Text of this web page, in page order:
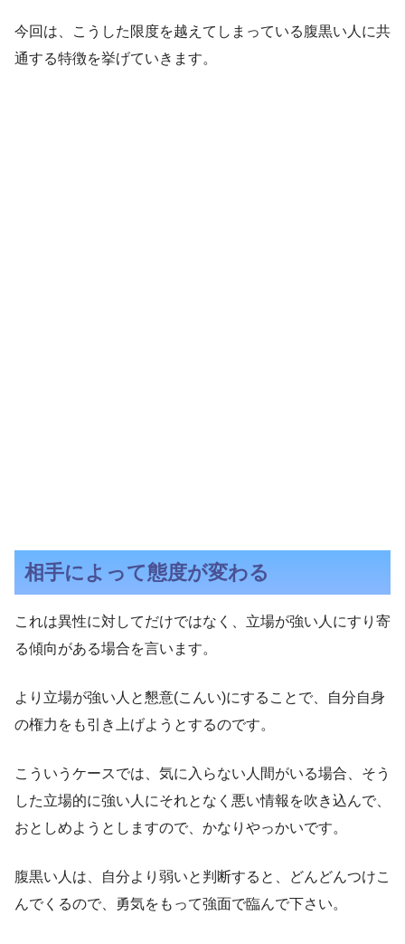
今回は、こうした限度を越えてしまっている腹黒い人に共
通する特徴を挙げていきます。
相手によって態度が変わる
これは異性に対してだけではなく、立場が強い人にすり寄
る傾向がある場合を言います。
より立場が強い人と懇意(こんい)にすることで、自分自身
の権力をも引き上げようとするのです。
こういうケースでは、気に入らない人間がいる場合、そう
した立場的に強い人にそれとなく悪い情報を吹き込んで、
おとしめようとしますので、かなりやっかいです。
腹黒い人は、自分より弱いと判断すると、どんどんつけこ
んでくるので、勇気をもって強面で臨んで下さい。